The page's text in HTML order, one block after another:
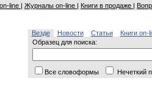
line | Журналы on-line | Книги в продаже |
Везде Новости Статьи
Книги on-
Образец для поиска:
Все словоформы Нечеткий